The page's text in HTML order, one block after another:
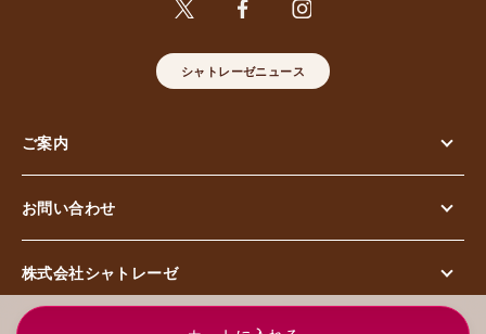
シャトレーゼニュース
ご案内
お問い合わせ
株式会社シャトレーゼ
© Chateraise Co.,Ltd. All Rights Reserved.